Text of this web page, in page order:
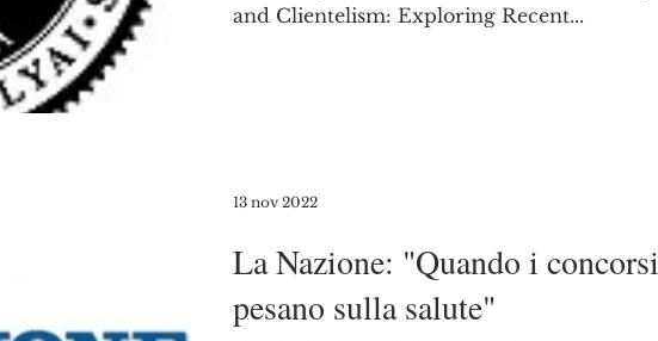
and Clientelism: Exploring Recent...
La Nazione: "Quando i concorsi
pesano sulla salute"
13 nov 2022